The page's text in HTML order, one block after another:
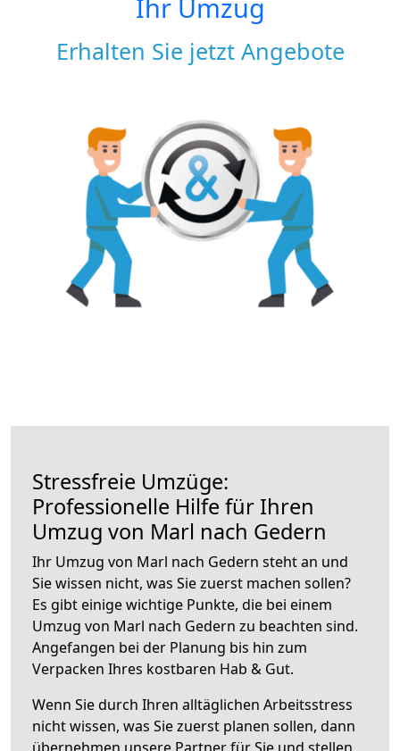
Ihr Umzug
Erhalten Sie jetzt Angebote
Stressfreie Umzüge:
Professionelle Hilfe für Ihren
Umzug von Marl nach Gedern
Ihr Umzug von Marl nach Gedern steht an und
Sie wissen nicht, was Sie zuerst machen sollen?
Es gibt einige wichtige Punkte, die bei einem
Umzug von Marl nach Gedern zu beachten sind.
Angefangen bei der Planung bis hin zum
Verpacken Ihres kostbaren Hab & Gut.
Wenn Sie durch Ihren alltäglichen Arbeitsstress
nicht wissen, was Sie zuerst planen sollen, dann